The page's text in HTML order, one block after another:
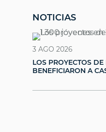
NOTICIAS
3 AGO 2026
LOS PROYECTOS
BENEFICIARON A